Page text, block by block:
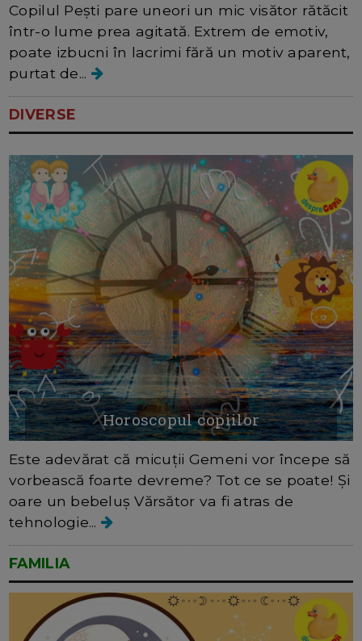
Copilul Pești pare uneori un mic visător rătăcit
într-o lume prea agitată. Extrem de emotiv,
poate izbucni în lacrimi fără un motiv aparent,
purtat de...
DIVERSE
Horoscopul copiilor
Este adevărat că micuții Gemeni vor începe să
vorbească foarte devreme? Tot ce se poate! Și
oare un bebeluș Vărsător va fi atras de
tehnologie...
FAMILIA